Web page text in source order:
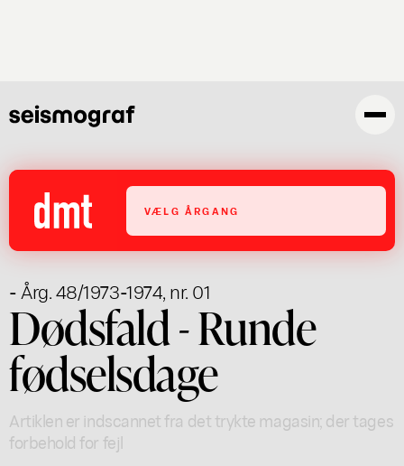
VÆLG ÅRGANG
- Årg. 48/1973-1974, nr. 01
Dødsfald - Runde
fødselsdage
Artiklen er indscannet fra det trykte magasin; der tages
forbehold for fejl